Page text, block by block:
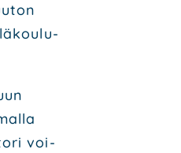
voi­